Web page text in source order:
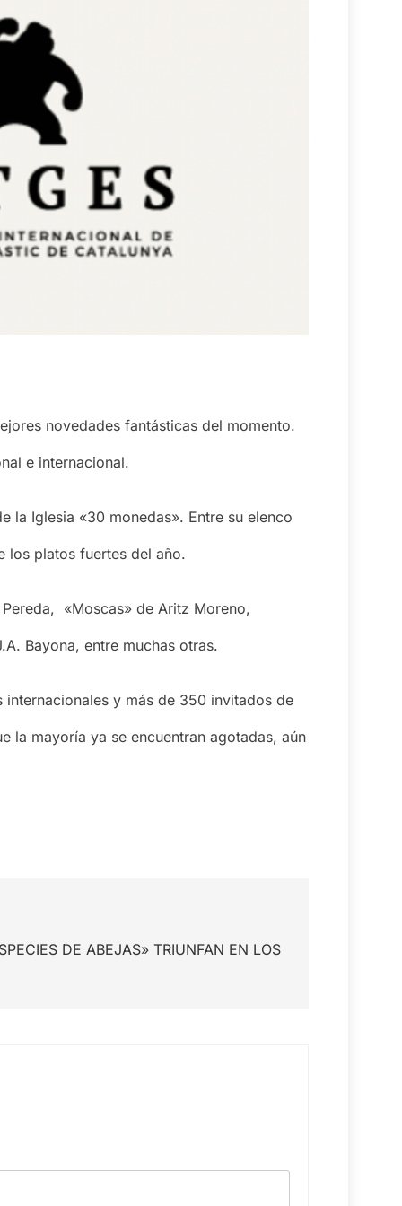
novedades fantásticas del momento.
e internacional.
la Iglesia «30 monedas». Entre su elenco
los platos fuertes del año.
«Moscas» de Aritz Moreno,
Bayona, entre muchas otras.
y más de 350 invitados de
la mayoría ya se encuentran agotadas, aún
DE ABEJAS» TRIUNFAN EN LOS